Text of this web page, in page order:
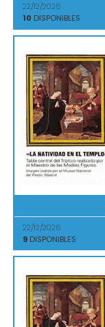
22/12/2026
10 DISPONIBLES
22/12/2026
9 DISPONIBLES